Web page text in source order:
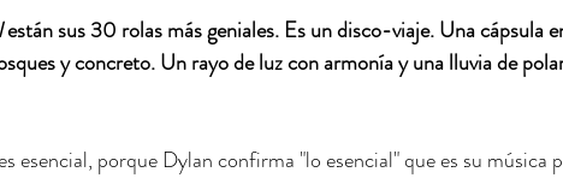
están sus 30 rolas más geniales. Es un disco-viaje. Una cápsula
y concreto. Un rayo de luz con armonía y una lluvia de
esencial, porque Dylan confirma "lo esencial" que es su música